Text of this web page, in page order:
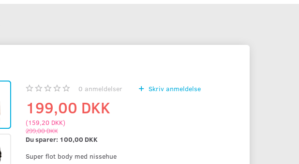
0 anmeldelser Skriv anmeldelse
199,00 DKK
(159,20 DKK)
299,00 DKK
Du sparer: 100,00 DKK
Super flot body med nissehue